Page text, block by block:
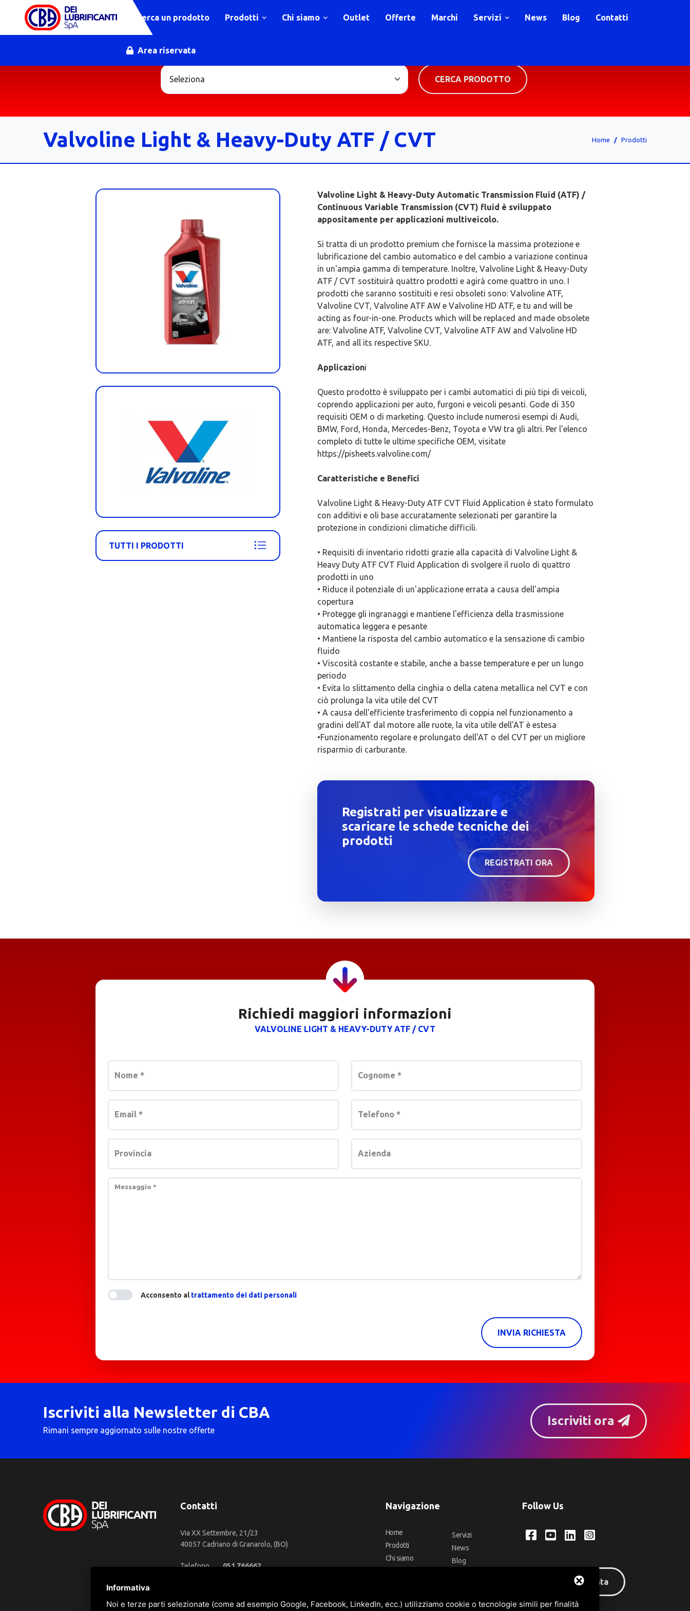
Cerca un prodotto Prodotti Chi siamo Outlet Offerte Marchi Servizi News Blog Contatti
Area riservata
CERCA PRODOTTO
Valvoline Light & Heavy-Duty ATF / CVT Home Prodotti
TUTTI I PRODOTTI
Valvoline Light & Heavy-Duty Automatic Transmission Fluid (ATF) /
Continuous Variable Transmission (CVT) fluid è sviluppato
appositamente per applicazioni multiveicolo.
Si tratta di un prodotto premium che fornisce la massima protezione e
lubrificazione del cambio automatico e del cambio a variazione continua
in un'ampia gamma di temperature. Inoltre, Valvoline Light & Heavy-Duty
ATF / CVT sostituirà quattro prodotti e agirà come quattro in uno. I
prodotti che saranno sostituiti e resi obsoleti sono: Valvoline ATF,
Valvoline CVT, Valvoline ATF AW e Valvoline HD ATF, e tu and will be
acting as four-in-one. Products which will be replaced and made obsolete
are: Valvoline ATF, Valvoline CVT, Valvoline ATF AW and Valvoline HD
ATF, and all its respective SKU.
Applicazioni
Questo prodotto è sviluppato per i cambi automatici di più tipi di veicoli,
coprendo applicazioni per auto, furgoni e veicoli pesanti. Gode di 350
requisiti OEM o di marketing. Questo include numerosi esempi di Audi,
BMW, Ford, Honda, Mercedes-Benz, Toyota e VW tra gli altri. Per l'elenco
completo di tutte le ultime specifiche OEM, visitate
https://pisheets.valvoline.com/
Caratteristiche e Benefici
Valvoline Light & Heavy-Duty ATF CVT Fluid Application è stato formulato
con additivi e oli base accuratamente selezionati per garantire la
protezione in condizioni climatiche difficili.
• Requisiti di inventario ridotti grazie alla capacità di Valvoline Light &
Heavy Duty ATF CVT Fluid Application di svolgere il ruolo di quattro
prodotti in uno
• Riduce il potenziale di un'applicazione errata a causa dell'ampia
copertura
• Protegge gli ingranaggi e mantiene l'efficienza della trasmissione
automatica leggera e pesante
• Mantiene la risposta del cambio automatico e la sensazione di cambio
fluido
• Viscosità costante e stabile, anche a basse temperature e per un lungo
periodo
• Evita lo slittamento della cinghia o della catena metallica nel CVT e con
ciò prolunga la vita utile del CVT
• A causa dell'efficiente trasferimento di coppia nel funzionamento a
gradini dell'AT dal motore alle ruote, la vita utile dell'AT è estesa
•Funzionamento regolare e prolungato dell'AT o del CVT per un migliore
risparmio di carburante.
Registrati per visualizzare e
scaricare le schede tecniche dei
prodotti
REGISTRATI ORA
Richiedi maggiori informazioni
VALVOLINE LIGHT & HEAVY-DUTY ATF / CVT
Nome * Cognome *
Email * Telefono *
Provincia Azienda
Messaggio *
Acconsento altrattamento dei dati personali
INVIA RICHIESTA
Iscriviti alla Newsletter di CBA
Rimani sempre aggiornato sulle nostre offerte
Iscriviti ora
Contatti
Via XX Settembre, 21/23
40057 Cadriano di Granarolo, (BO)
Telefono
051 766662
Navigazione
Home
Prodotti
Chi siamo
Servizi
News
Blog
Follow Us
Area riservata
Informativa
Noi e terze parti selezionate (come ad esempio Google, Facebook, LinkedIn, ecc.) utilizziamo cookie o tecnologie simili per finalità